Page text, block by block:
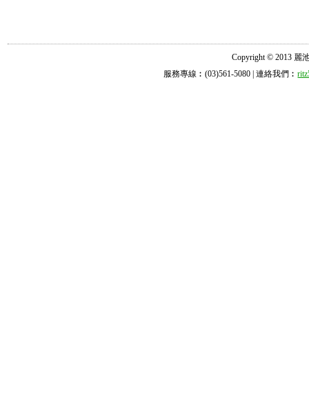
Copyright © 2013 麗
服務專線︰(03)561-5080 | 連絡我們︰